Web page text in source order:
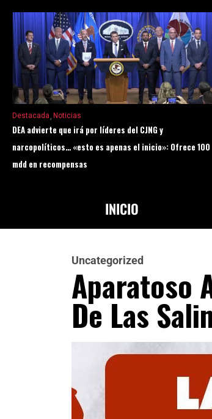
Destacada Noticias
DEA advierte que irá por líderes del CJNG y
narcopolíticos… «esto es apenas el inicio»: Ofrece 100
mdd en recompensas
INICIO
Uncategorized
Aparatoso
De Las